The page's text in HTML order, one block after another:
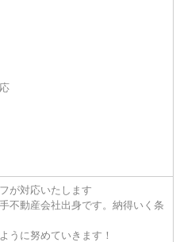
が対応いたします
不動産会社出身です。納得いく条
うに努めていきます！